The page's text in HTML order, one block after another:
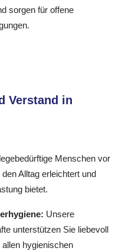
sorgen für offene
Verstand in
Menschen vor
Alltag erleichtert und
bietet.
Unsere
unterstützen Sie liebevoll
hygienischen